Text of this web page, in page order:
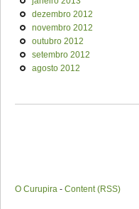
dezembro 2012
novembro 2012
outubro 2012
setembro 2012
agosto 2012
O Curupira - Content (RSS)